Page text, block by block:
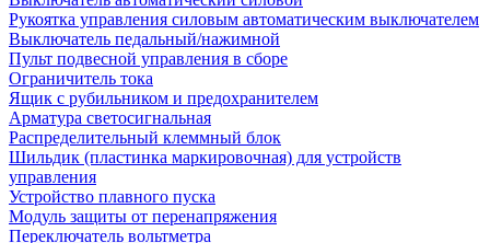
Рукоятка управления силовым автоматическим выключателем
Выключатель педальный/нажимной
Пульт подвесной управления в сборе
Ограничитель тока
Ящик с рубильником и предохранителем
Арматура светосигнальная
Распределительный клеммный блок
Шильдик (пластинка маркировочная) для устройств
управления
Устройство плавного пуска
Модуль защиты от перенапряжения
Переключатель вольтметра